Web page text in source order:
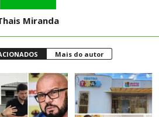
Miranda
Mais do autor